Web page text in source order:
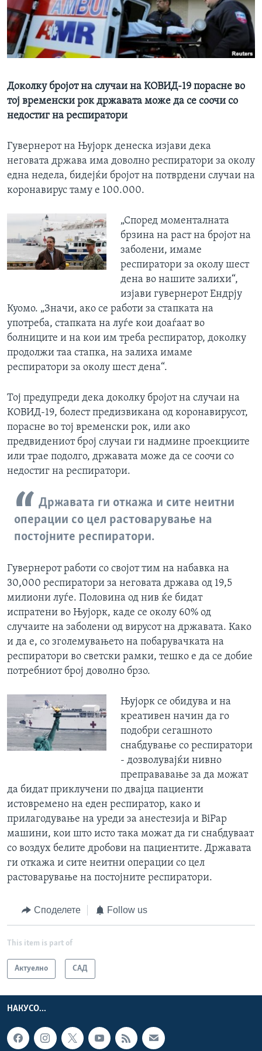
ИНТЕРВЈУА
Јазици
Доколку бројот на случаи на КОВИД-19 порасне во
тој временски рок државата може да се соочи со
недостиг на респиратори
Гувернерот на Њујорк денеска изјави дека
неговата држава има доволно респиратори за околу
една недела, бидејќи бројот на потврдени случаи на
коронавирус таму е 100.000.
„Според моменталната
брзина на раст на бројот на
заболени, имаме
респиратори за околу шест
дена во нашите залихи“,
изјави гувернерот Ендрју
Куомо. „Значи, ако се работи за стапката на
употреба, стапката на луѓе кои доаѓаат во
болниците и на кои им треба респиратор, доколку
продолжи таа стапка, на залиха имаме
респиратори за околу шест дена“.
Тој предупреди дека доколку бројот на случаи на
КОВИД-19, болест предизвикана од коронавирусот,
порасне во тој временски рок, или ако
предвидениот број случаи ги надмине проекциите
или трае подолго, државата може да се соочи со
недостиг на респиратори.
Државата ги откажа и сите неитни
операции со цел растоварување на
постојните респиратори.
Гувернерот работи со својот тим на набавка на
30,000 респиратори за неговата држава од 19,5
милиони луѓе. Половина од нив ќе бидат
испратени во Њујорк, каде се околу 60% од
случаите на заболени од вирусот на државата. Како
и да е, со зголемувањето на побарувачката на
респиратори во светски рамки, тешко е да се добие
потребниот број доволно брзо.
Њујорк се обидува и на
креативен начин да го
подобри сегашното
снабдување со респиратори
- дозволувајќи нивно
преправавање за да можат
да бидат приклучени по двајца пациенти
истовремено на еден респиратор, како и
прилагодување на уреди за анестезија и BiPap
машини, кои што исто така можат да ги снабдуваат
со воздух белите дробови на пациентите. Државата
ги откажа и сите неитни операции со цел
растоварување на постојните респиратори.
Споделете Follow us
This item is part of
Актуелно САД
НАКУСО...